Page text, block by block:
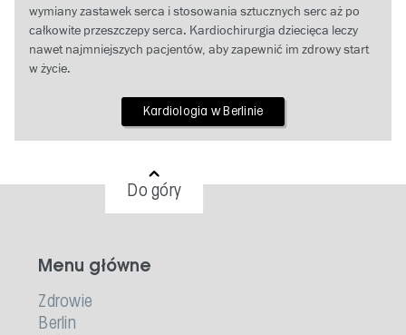
wymiany zastawek serca i stosowania sztucznych serc aż po
całkowite przeszczepy serca. Kardiochirurgia dziecięca leczy
nawet najmniejszych pacjentów, aby zapewnić im zdrowy start
w życie.
Kardiologia w Berlinie
Do góry
Menu główne
Zdrowie
Berlin